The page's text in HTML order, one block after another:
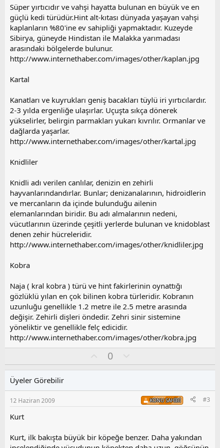
Süper yırtıcıdır ve vahşi hayatta bulunan en büyük ve en
güçlü kedi türüdür.Hint alt-kıtası dünyada yaşayan vahşi
kaplanların %80'ine ev sahipliği yapmaktadır. Kuzeyde
Sibirya, güneyde Hindistan ile Malakka yarımadası
arasındaki bölgelerde bulunur.
http://www.internethaber.com/images/other/kaplan.jpg
Kartal
Kanatları ve kuyrukları geniş bacakları tüylü iri yırtıcılardır.
2-3 yılda ergenliğe ulaşırlar. Uçuşta sıkça dönerek
yükselirler, belirgin parmakları yukarı kıvrılır. Ormanlar ve
dağlarda yaşarlar.
http://www.internethaber.com/images/other/kartal.jpg
Knidliler
Knidli adı verilen canlılar, denizin en zehirli
hayvanlarındandırlar. Bunlar; denizanalarının, hidroidlerin
ve mercanların da içinde bulunduğu ailenin
elemanlarından biridir. Bu adı almalarının nedeni,
vücutlarının üzerinde çeşitli yerlerde bulunan ve knidoblast
denen zehir hücreleridir.
http://www.internethaber.com/images/other/knidliler.jpg
Kobra
Naja ( kral kobra ) türü ve hint fakirlerinin oynattığı
gözlüklü yılan en çok bilinen kobra türleridir. Kobranın
uzunluğu genellikle 1.2 metre ile 2.5 metre arasında
değişir. Zehirli dişleri öndedir. Zehri sinir sistemine
yöneliktir ve genellikle felç edicidir.
http://www.internethaber.com/images/other/kobra.jpg
y
0
l
s
u
y
l
Üyeler Görebilir
12 Haziran 2009 KONU SAHIBI #3
Kurt
Kurt, ilk bakışta büyük bir köpeğe benzer. Daha yakından